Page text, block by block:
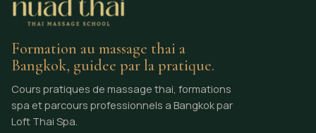
Formation au massage thai a
Bangkok, guidee par la pratique.
Cours pratiques de massage thai, formations
spa et parcours professionnels a Bangkok par
Loft Thai Spa.